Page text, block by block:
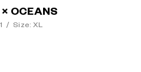
OCEANS
/ Size: XL